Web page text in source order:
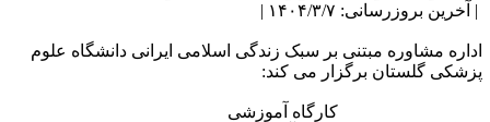
بروزرسانی: ۱۴۰۴/۳/۷ |
مشاوره مبتنی بر سبک زندگی اسلامی ایرانی دانشگاه علوم
گلستان برگزار می کند:
آموزشی